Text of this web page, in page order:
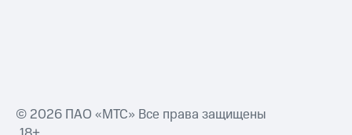
© 2026 ПАО «МТС» Все права защищены